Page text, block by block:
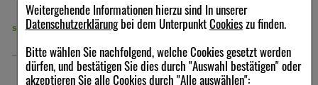
Weitergehende Informationen hierzu sind In unserer
Datenschutzerklärungbei dem UnterpunktCookieszu finden.
Bitte wählen Sie nachfolgend, welche Cookies gesetzt werden
dürfen, und bestätigen Sie dies durch "Auswahl bestätigen" oder
akzeptieren Sie alle Cookies durch "Alle auswählen":
sofort lieferbar